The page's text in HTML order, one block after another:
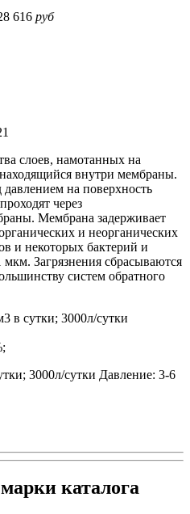
616 руб
слоев, намотанных на
внутри мембраны.
давлением на поверхность
через
Мембрана задерживает
и неорганических
и некоторых бактерий и
Загрязнения сбрасываются
систем обратного
в сутки; 3000л/сутки
3000л/сутки Давление: 3-6
каталога